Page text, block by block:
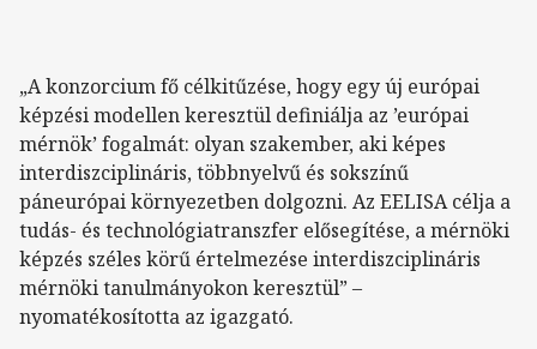
„A konzorcium fő célkitűzése, hogy egy új európai
képzési modellen keresztül definiálja az ’európai
mérnök’ fogalmát: olyan szakember, aki képes
interdiszciplináris, többnyelvű és sokszínű
páneurópai környezetben dolgozni. Az EELISA célja a
tudás- és technológiatranszfer elősegítése, a mérnöki
képzés széles körű értelmezése interdiszciplináris
mérnöki tanulmányokon keresztül” –
nyomatékosította az igazgató.